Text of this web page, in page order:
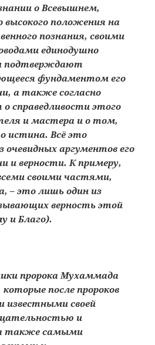
о Всевышнем,
высокого положения на
познания, своими
единодушно
подтверждают
фундаментом его
а также согласно
справедливости этого
и мастера и о том,
истина. Всё это
очевидных аргументов его
и верности. К примеру,
своими частями,
– это лишь один из
верность этой
и Благо).
пророка Мухаммада
после пророков
своей
и
также самыми